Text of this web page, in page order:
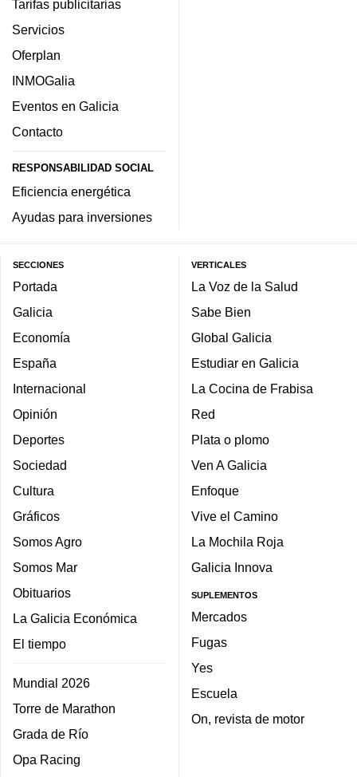
Tarifas publicitarias
Servicios
Oferplan
INMOGalia
Eventos en Galicia
Contacto
RESPONSABILIDAD SOCIAL
Eficiencia energética
Ayudas para inversiones
SECCIONES
Portada
Galicia
Economía
España
Internacional
Opinión
Deportes
Sociedad
Cultura
Gráficos
Somos Agro
Somos Mar
Obituarios
La Galicia Económica
El tiempo
Mundial 2026
Torre de Marathon
Grada de Río
Opa Racing
VERTICALES
La Voz de la Salud
Sabe Bien
Global Galicia
Estudiar en Galicia
La Cocina de Frabisa
Red
Plata o plomo
Ven A Galicia
Enfoque
Vive el Camino
La Mochila Roja
Galicia Innova
SUPLEMENTOS
Mercados
Fugas
Yes
Escuela
On, revista de motor